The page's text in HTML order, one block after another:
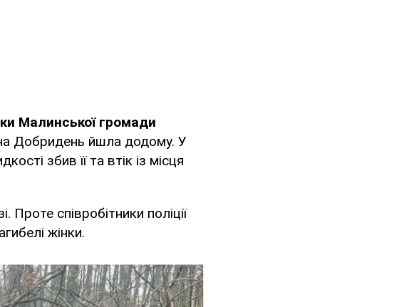
Малинської громади
Добридень йшла додому. У
збив її та втік із місця
співробітники поліції
жінки.